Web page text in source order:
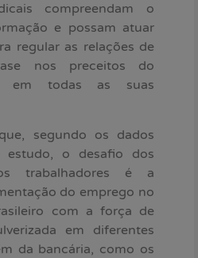
compreendam o
e possam atuar
regular as relações de
nos preceitos do
em todas as suas
segundo os dados
estudo, o desafio dos
trabalhadores é a
do emprego no
com a força de
em diferentes
da bancária, como os